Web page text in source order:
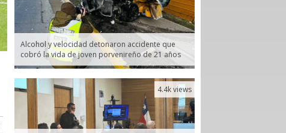
Alcohol y velocidad detonaron accidente que
cobró la vida de joven porvenireño de 21 años
4.4k views